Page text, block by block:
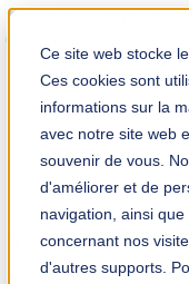
Ce site web stocke
Ces cookies sont
informations sur la
avec notre site web
souvenir de vous.
d'améliorer et de
navigation, ainsi
concernant nos
d'autres supports.
Solution Finder
fr